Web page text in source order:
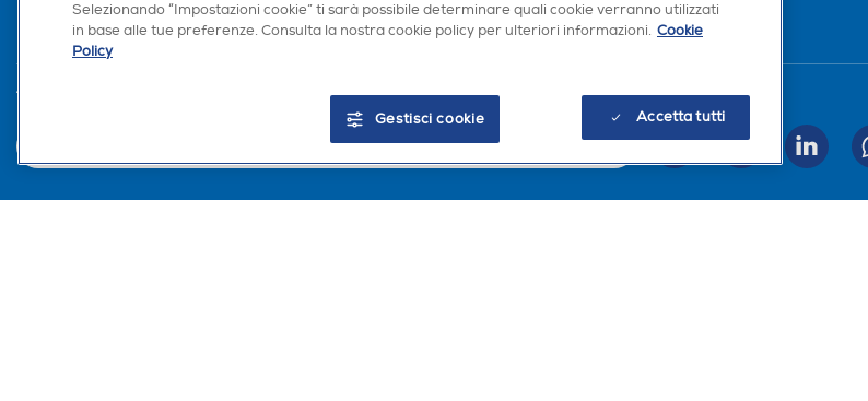
Trova negozio Seguici sui social
Selezionando “Impostazioni cookie” ti sarà possibile determinare quali cookie verranno utilizzati
in base alle tue preferenze. Consulta la nostra cookie policy per ulteriori informazioni. Cookie
Policy
Accetta tutti
Gestisci cookie